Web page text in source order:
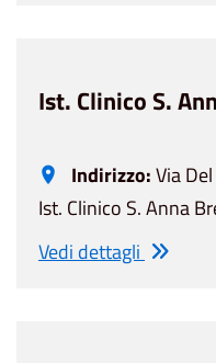
Ist. Clinico S.
Indirizzo:Via
Ist. Clinico S. Anna
Vedi dettagli